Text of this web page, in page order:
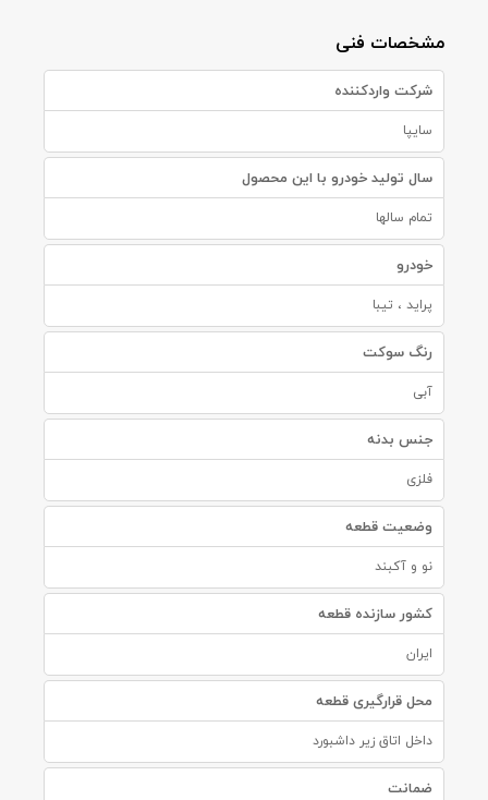
مشخصات فنی
شرکت واردکننده
سایپا
سال تولید خودرو با این محصول
تمام سالها
خودرو
پراید ، تیبا
رنگ سوکت
آبی
جنس بدنه
فلزی
وضعیت قطعه
نو و آکبند
کشور سازنده قطعه
ایران
محل قرارگیری قطعه
داخل اتاق زیر داشبورد
ضمانت